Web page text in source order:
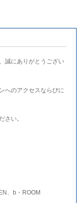
誠にありがとうござい
へのアクセスならびに
さい。
、b・ROOM